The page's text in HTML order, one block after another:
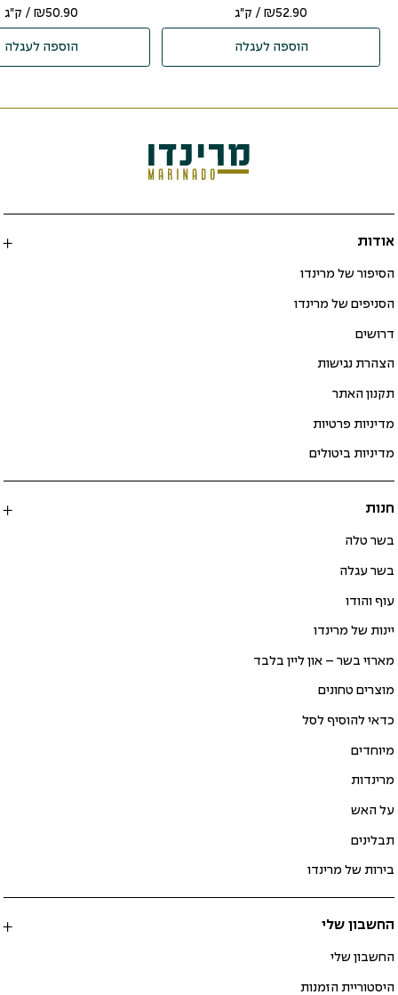
₪52.90 / ק"ג
הוספה לעגלה
₪50.90 / ק"ג
הוספה לעגלה
אודות
הסיפור של מרינדו
הסניפים של מרינדו
דרושים
הצהרת נגישות
תקנון האתר
מדיניות פרטיות
מדיניות ביטולים
חנות
בשר טלה
בשר עגלה
עוף והודו
יינות של מרינדו
מארזי בשר – און ליין בלבד
מוצרים טחונים
כדאי להוסיף לסל
מיוחדים
מרינדות
על האש
תבלינים
בירות של מרינדו
החשבון שלי
החשבון שלי
היסטוריית הזמנות